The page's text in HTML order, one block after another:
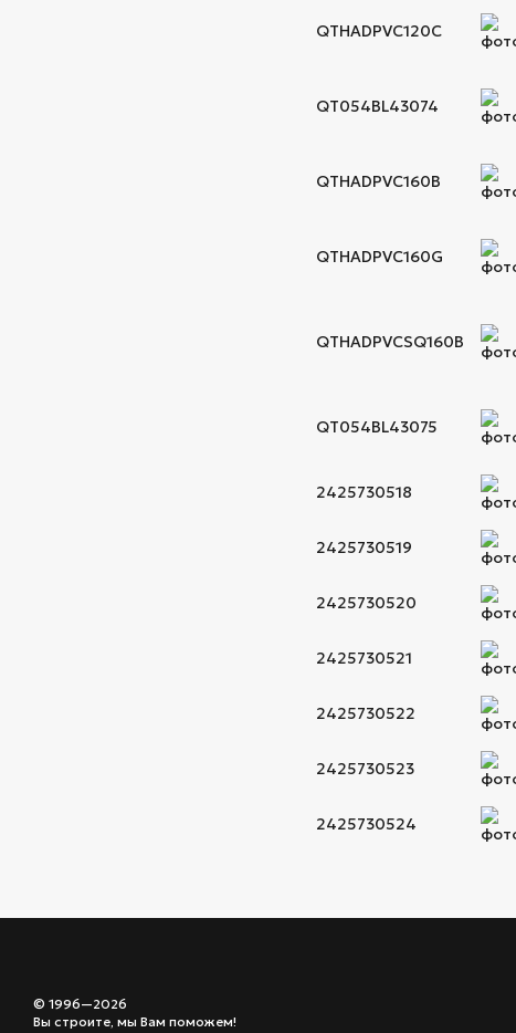
QTHADPVC120C
QT054BL43074
QTHADPVC160B
QTHADPVC160G
QTHADPVCSQ160B
QT054BL43075
2425730518
2425730519
2425730520
2425730521
2425730522
2425730523
2425730524
© 1996—2026
Вы строите, мы Вам поможем!